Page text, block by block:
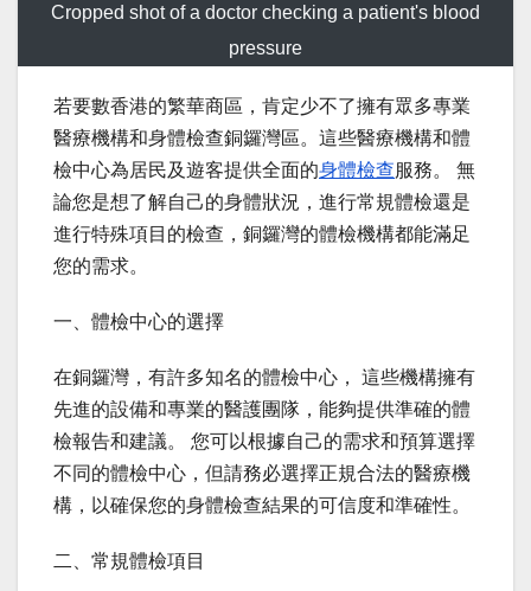
Cropped shot of a doctor checking a patient's blood
pressure
若要數香港的繁華商區，肯定少不了擁有眾多專業
醫療機構和身體檢查銅鑼灣區。這些醫療機構和體
檢中心為居民及遊客提供全面的身體檢查服務。 無
論您是想了解自己的身體狀況，進行常規體檢還是
進行特殊項目的檢查，銅鑼灣的體檢機構都能滿足
您的需求。
一、體檢中心的選擇
在銅鑼灣，有許多知名的體檢中心， 這些機構擁有
先進的設備和專業的醫護團隊，能夠提供準確的體
檢報告和建議。 您可以根據自己的需求和預算選擇
不同的體檢中心，但請務必選擇正規合法的醫療機
構，以確保您的身體檢查結果的可信度和準確性。
二、常規體檢項目